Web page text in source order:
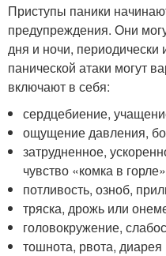
Приступы паники
предупреждения. Они
дня и ночи,
панической атаки могут
включают в себя:
сердцебиение,
ощущение давления,
затрудненное,
чувство «комка в
потливость, озноб,
тряска, дрожь или
головокружение,
тошнота, рвота,